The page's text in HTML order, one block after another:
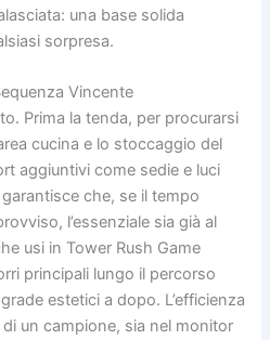
una base solida
sorpresa.
Vincente
Prima la tenda, per procurarsi
cucina e lo stoccaggio del
aggiuntivi come sedie e luci
che, se il tempo
l’essenziale sia già al
usi in Tower Rush Game
principali lungo il percorso
estetici a dopo. L’efficienza
un campione, sia nel monitor